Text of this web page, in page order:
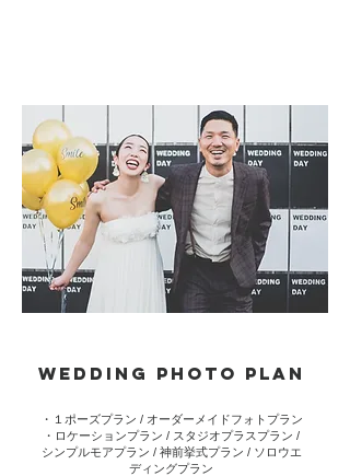
WEDDING​ PHOTO PLAN
・１ポーズプラン / オーダーメイドフォトプラン
・ロケーションプラン / スタジオプラスプラン /
シンプルモアプラン / 神前挙式プラン / ソロウエ
ディングプラン